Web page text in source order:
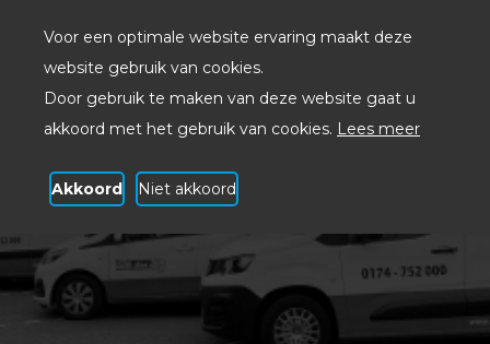
Voor een optimale website ervaring maakt deze
website gebruik van cookies.
Door gebruik te maken van deze website gaat u
akkoord met het gebruik van cookies. Lees meer
Akkoord Niet akkoord
Klantregistratie